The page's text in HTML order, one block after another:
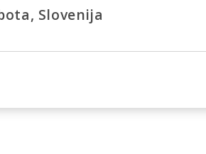
Slovenija